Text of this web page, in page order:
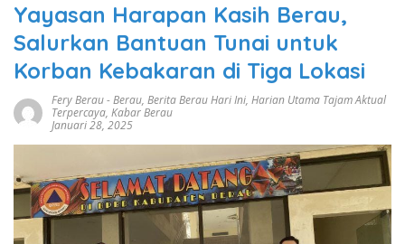
Yayasan Harapan Kasih Berau,
Salurkan Bantuan Tunai untuk
Korban Kebakaran di Tiga Lokasi
Fery Berau-Berau, Berita Berau Hari Ini, Harian Utama Tajam Aktual
Terpercaya, Kabar Berau
Januari 28, 2025